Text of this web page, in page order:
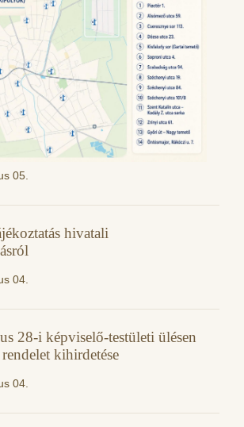
05.
hivatali
04.
28-i képviselő-testületi ülésen
kihirdetése
04.